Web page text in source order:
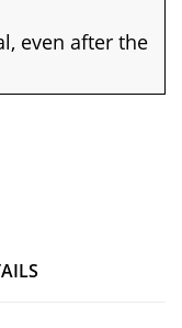
even after the